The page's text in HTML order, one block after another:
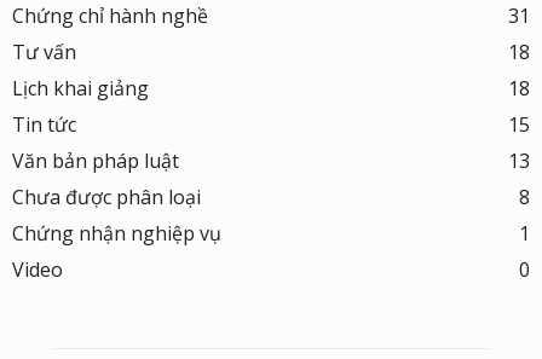
Chứng chỉ hành nghề
31
Tư vấn
18
Lịch khai giảng
18
Tin tức
15
Văn bản pháp luật
13
Chưa được phân loại
8
Chứng nhận nghiệp vụ
1
Video
0